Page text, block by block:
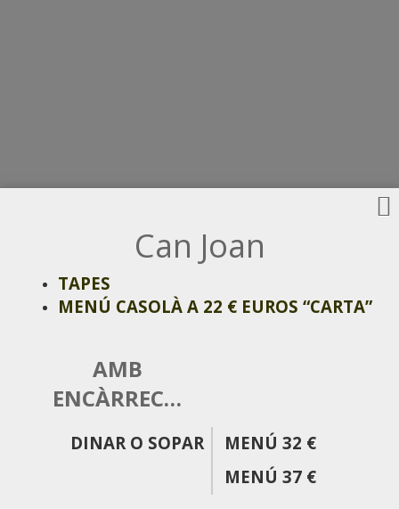
Can Joan
TAPES
MENÚ CASOLÀ A 22 € EUROS “CARTA”
AMB
ENCÀRREC…
DINAR O SOPAR
MENÚ 32 €
MENÚ 37 €